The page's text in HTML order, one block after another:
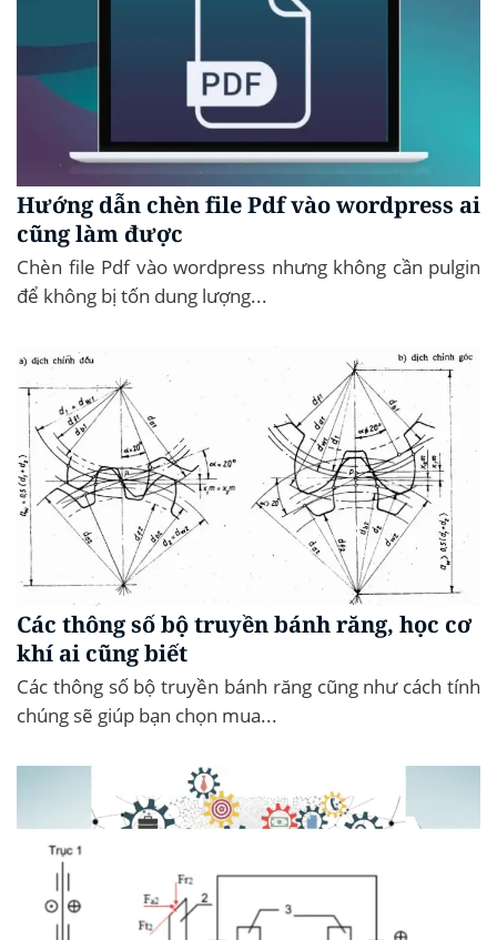
Hướng dẫn chèn file Pdf vào wordpress ai
cũng làm được
Chèn file Pdf vào wordpress nhưng không cần pulgin
để không bị tốn dung lượng...
Các thông số bộ truyền bánh răng, học cơ
khí ai cũng biết
Các thông số bộ truyền bánh răng cũng như cách tính
chúng sẽ giúp bạn chọn mua...